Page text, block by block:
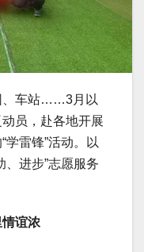
车站……3月以
员，赴各地开展
学雷锋”活动。以
、进步”志愿服务
情谊浓